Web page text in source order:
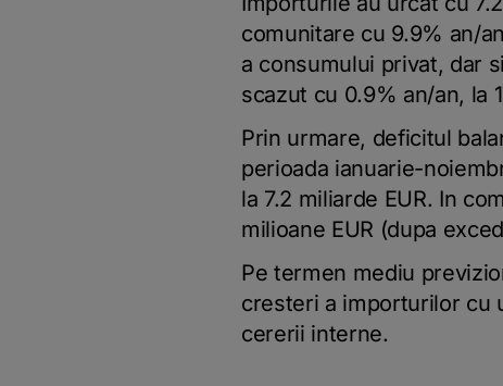
comunitare cu 9.9% an/
a consumului privat, dar
scazut cu 0.9% an/an, la
Prin urmare, deficitul
perioada ianuarie-
la 7.2 miliarde EUR. In
milioane EUR (dupa
Pe termen mediu
cresteri a importurilor cu
cererii interne.